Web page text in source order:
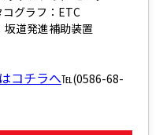
グラフ：ETC
坂道発進補助装置
コチラへ℡(0586-68-